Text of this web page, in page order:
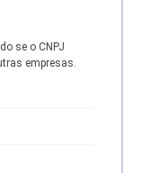
se o CNPJ
empresas.